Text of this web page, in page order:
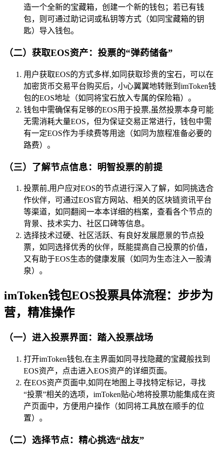
造一个全新的宝藏箱，创建一个新的钱包；若已有钱
包，则可通过助记词或私钥等方式（如同宝藏箱的钥
匙）导入钱包。
（二）获取EOS资产：投票的“弹药储备”
用户获取EOS的方式多样,如同获取珍贵的宝石，可以在
加密货币交易平台购买后，小心翼翼地转账到imToken钱
包的EOS地址（如同将宝石放入专属的保险箱）。
钱包中需确保有足够的EOS用于投票,虽然投票本身可能
无需消耗大量EOS，但为保证交易正常进行，钱包中需
有一定EOS作为手续费等用途（如同为旅程准备必要的
路费）。
（三）了解节点信息：明智投票的前提
投票前,用户应对EOS的节点进行深入了解，如同挑选合
作伙伴，可通过EOS官方网站、相关的区块链资讯平台
等渠道，如同翻阅一本本详细的档案，查看各个节点的
背景、技术实力、社区口碑等信息。
选择技术过硬、社区活跃、有良好发展愿景的节点投
票，如同选择优秀的伙伴，既能提高自己投票的价值，
又有助于EOS生态的健康发展（如同为生态注入一股清
泉）。
imToken钱包EOS投票具体流程：步步为
营，精准操作
（一）进入投票界面：踏入投票战场
打开imToken钱包,在主界面如同寻找隐藏的宝藏般找到
EOS资产，点击进入EOS资产的详细页面。
在EOS资产页面中,如同在地图上寻找特定标记，寻找
“投票”相关的选项，imToken贴心地将投票功能集成在资
产页面中，方便用户操作（如同将工具放在顺手的位
置）。
（二）选择节点：精心挑选“战友”